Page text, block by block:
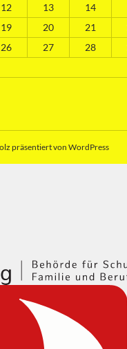
12 13 14
19 20 21
26 27 28
präsentiert von WordPress